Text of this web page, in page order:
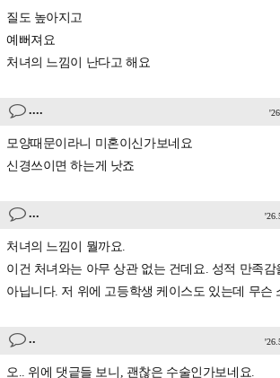
질도 높아지고
예뻐져요
처녀의 느낌이 난다고 해요
....
모양때문이라니 미혼이신가보네요
신경쓰이면 하는게 낫죠
...
처녀의 느낌이 뭘까요.
이건 처녀와는 아무 상관 없는 건데요. 성적 만족감
아닙니다. 저 위에 고등학생 케이스도 있는데 무슨
..
오.. 위에 댓긑들 보니, 괜찮은 수술인가보네요.